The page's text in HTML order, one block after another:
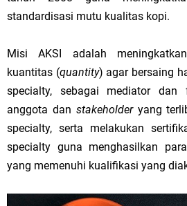
standardisasi mutu kualitas kopi.
Misi AKSI adalah
kuantitas (quantity) agar bersaing
specialty, sebagai mediator dan
anggota dan stakeholderyang
specialty, serta melakukan
specialty guna menghasilkan
yang memenuhi kualifikasi yang